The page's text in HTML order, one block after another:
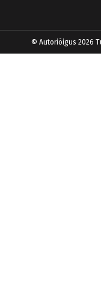
© Autoriõigus 2026